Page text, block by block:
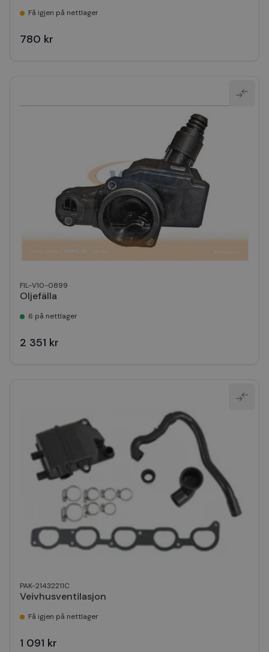
Få igjen på nettlager
780 kr
FIL-V10-0899
Oljefälla
6 på nettlager
2 351 kr
PAK-21432211C
Veivhusventilasjon
Få igjen på nettlager
1 091 kr